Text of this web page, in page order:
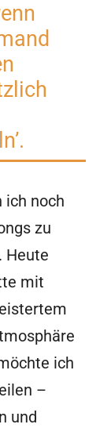
ich noch
zu
Heute
mit
ich
–
und